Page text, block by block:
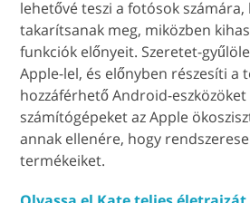
lehetővé teszi a fotósok
takarítsanak meg, miközben
funkciók előnyeit. Szeretet-
Apple-lel, és előnyben részesíti a
hozzáférhető Android-
számítógépeket az Apple
annak ellenére, hogy
termékeiket.